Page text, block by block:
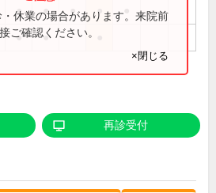
● ● ● ●
● ●
休業の場合があります。来院前
ご確認ください。
×閉じる
再診受付